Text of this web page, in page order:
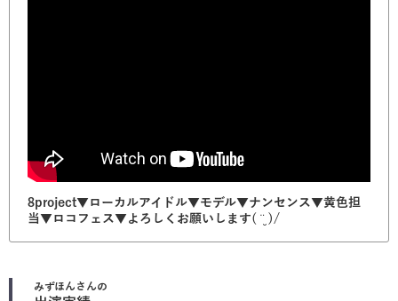
8project▼ローカルアイドル▼モデル▼ナンセンス▼黄色担
当▼ロコフェス▼よろしくお願いします( ¨̮ )/
みずほん さんの